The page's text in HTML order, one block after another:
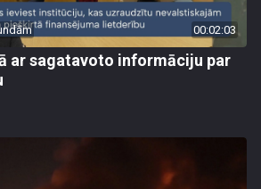
00:02:03
ar sagatavoto informāciju par